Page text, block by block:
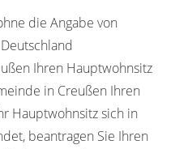
die Angabe von
Ihren Hauptwohnsitz
in Creußen Ihren
Hauptwohnsitz sich in
beantragen Sie Ihren